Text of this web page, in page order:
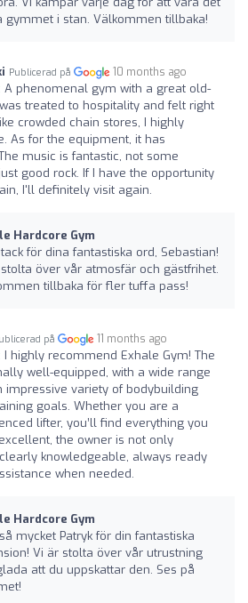
gymmet i stan. Välkommen tillbaka!
Publicerad på 10 months ago
A phenomenal gym with a great old-
treated to hospitality and felt right
crowded chain stores, I highly
As for the equipment, it has
music is fantastic, not some
good rock. If I have the opportunity
I'll definitely visit again.
Hardcore Gym
för dina fantastiska ord, Sebastian!
över vår atmosfär och gästfrihet.
tillbaka för fler tuffa pass!
på 11 months ago
I highly recommend Exhale Gym! The
well-equipped, with a wide range
impressive variety of bodybuilding
goals. Whether you are a
lifter, you’ll find everything you
the owner is not only
knowledgeable, always ready
when needed.
Hardcore Gym
mycket Patryk för din fantastiska
Vi är stolta över vår utrustning
att du uppskattar den. Ses på